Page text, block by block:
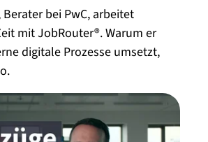
bei PwC, arbeitet
mit JobRouter®. Warum er
digitale Prozesse umsetzt,